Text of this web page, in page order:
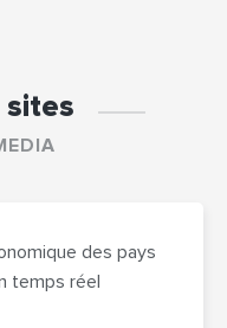
sites
des pays
temps réel